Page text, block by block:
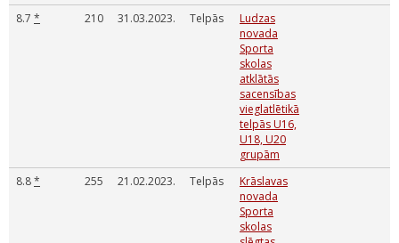
8.7 * 210 31.03.2023. Telpās
Ludzas
novada
Sporta
skolas
atklātās
sacensības
vieglatlētikā
telpās U16,
U18, U20
grupām
8.8* 255 21.02.2023. Telpās
Krāslavas
novada
Sporta
skolas